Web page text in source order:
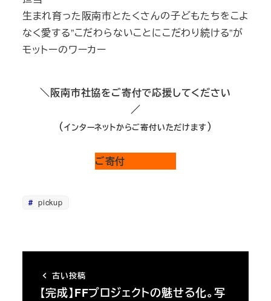
生まれ育った阪南市とたくさんの子どもたちをこよ
なく愛する”こだわらないことにこだわり続ける”が
モットーのワーカー
＼阪南市社協をご寄付で応援してください
／
（インターネットからご寄付いただけます）
ご寄付
pickup
古い投稿
【完成】FFプロジェクトの魅せる化。写